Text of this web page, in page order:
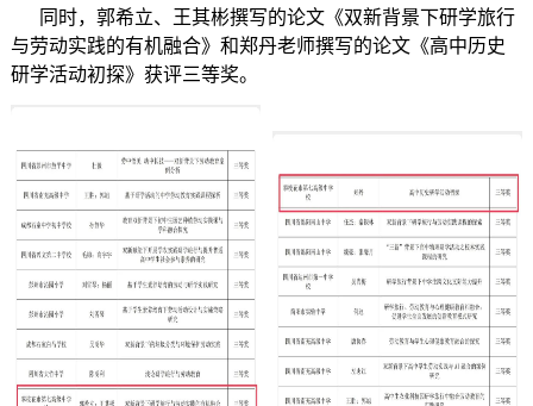
同时，郭希立、王其彬撰写的论文《双新背景下研学旅行
与劳动实践的有机融合》和郑丹老师撰写的论文《高中历史
研学活动初探》获评三等奖。